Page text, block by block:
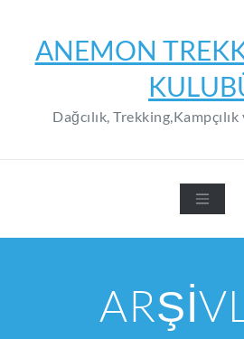
contentANEMON
Dağcılık,